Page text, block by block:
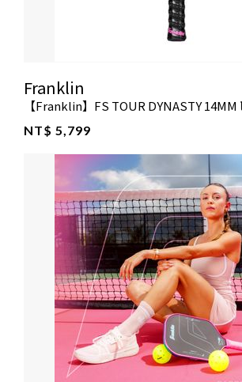
Franklin
【Franklin】FS TOUR DYNASTY 14MM
NT$ 5,799